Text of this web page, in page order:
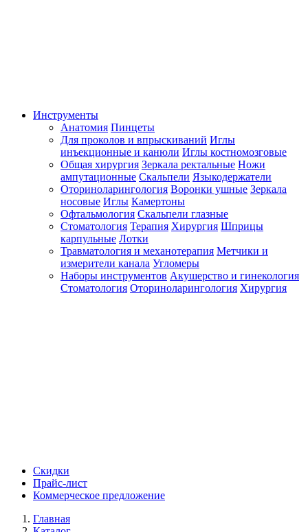
Инструменты
Анатомия Пинцеты
Для проколов и впрыскиваний Иглы
инъекционные и канюли Иглы костномозговые
Общая хирургия Зеркала ректальные Ножи
ампутационные Скальпели Языкодержатели
Оториноларингология Воронки ушные Зеркала
носовые Иглы Камертоны
Офтальмология Скальпели глазные
Стоматология Терапия Хирургия Шприцы
карпульные Лотки
Травматология и механотерапия Метчики и
измерители канала Угломеры
Наборы инструментов Акушерство и гинекология
Стоматология Оториноларингология Хирургия
Скидки
Прайс-лист
Коммерческое предложение
Главная